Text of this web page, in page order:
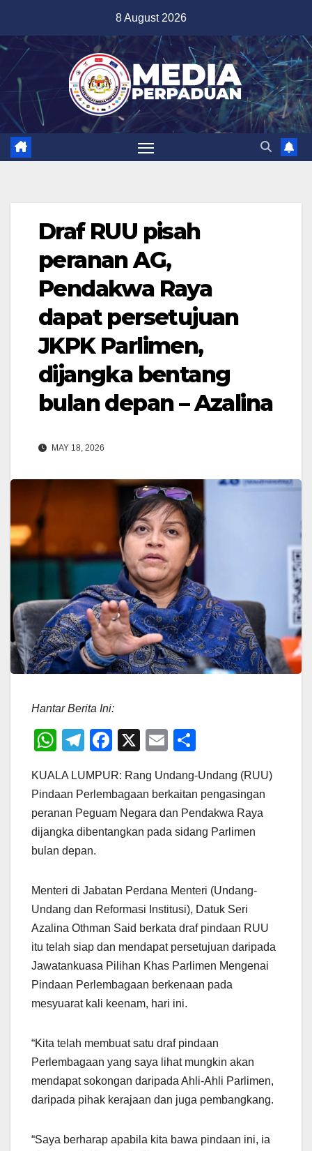
content
8 August 2026
Draf RUU pisah
peranan AG,
Pendakwa Raya
dapat persetujuan
JKPK Parlimen,
dijangka bentang
bulan depan – Azalina
MAY 18, 2026
Hantar Berita Ini:
W
at
s
A
p
T
e
gr
a
m
F
c
e
b
k
X
E
ail ar
e
KUALA LUMPUR: Rang Undang-Undang (RUU)
Pindaan Perlembagaan berkaitan pengasingan
peranan Peguam Negara dan Pendakwa Raya
dijangka dibentangkan pada sidang Parlimen
bulan depan.
Menteri di Jabatan Perdana Menteri (Undang-
Undang dan Reformasi Institusi), Datuk Seri
Azalina Othman Said berkata draf pindaan RUU
itu telah siap dan mendapat persetujuan daripada
Jawatankuasa Pilihan Khas Parlimen Mengenai
Pindaan Perlembagaan berkenaan pada
mesyuarat kali keenam, hari ini.
“Kita telah membuat satu draf pindaan
Perlembagaan yang saya lihat mungkin akan
mendapat sokongan daripada Ahli-Ahli Parlimen,
daripada pihak kerajaan dan juga pembangkang.
“Saya berharap apabila kita bawa pindaan ini, ia